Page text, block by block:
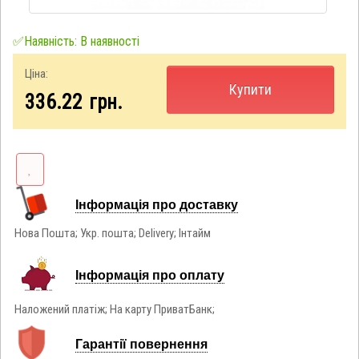
✅Наявність: В наявності
Ціна:
336.22 грн.
Купити
Інформація про доставку
Нова Пошта; Укр. пошта; Delivery; Інтайм
Інформація про оплату
Наложений платіж; На карту ПриватБанк;
Гарантії повернення